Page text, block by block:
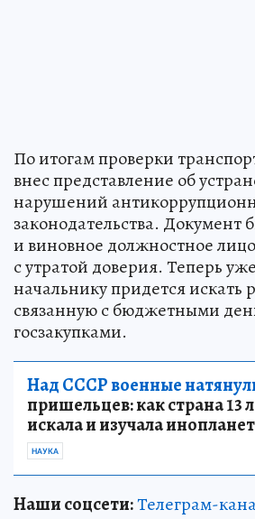
По итогам проверки
внес представление об
нарушений
законодательства. Документ
и виновное должностное лицо
с утратой доверия. Теперь
начальнику придется искать
связанную с бюджетными
госзакупками.
Над СССР военные
пришельцев: как страна 13
искала и изучала
НАУКА
Наши соцсети:Телеграм-